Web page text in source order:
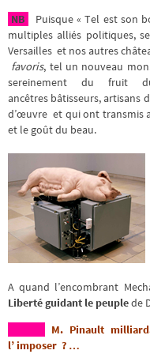
NB
Puisque « Tel est son
multiples alliés politiques,
Versailles et nos autres
favoris, tel un nouveau
sereinement du
ancêtres bâtisseurs, artisans
d’œuvre et qui ont transmis
et le goût du beau.
A quand l’encombrant
Liberté guidant le peuplede
M. Pinault
l’ imposer ? …